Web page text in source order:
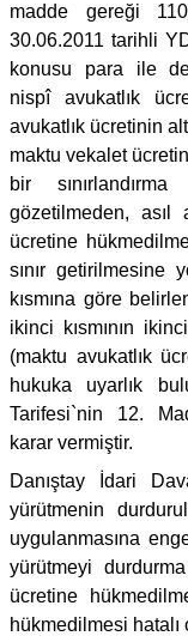
madde gereği
30.06.2011 tarihli
konusu para ile
nispî avukatlık
avukatlık ücretinin
maktu vekalet
bir
gözetilmeden, asıl
ücretine
sınır getirilmesine
kısmına göre
ikinci kısmının
(maktu avukatlık
hukuka uyarlık
Tarifesi`nin 12.
karar vermiştir.
Danıştay İdari
yürütmenin
uygulanmasına
yürütmeyi
ücretine
hükmedilmesi hatalı